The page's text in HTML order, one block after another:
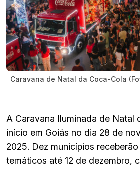
Caravana de Natal da Coca-Cola
A Caravana Iluminada de Natal
início em Goiás no dia 28 de
2025. Dez municípios
temáticos até 12 de dezembro,